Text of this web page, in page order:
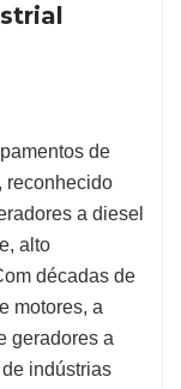
de
reconhecido
a diesel
alto
décadas de
motores, a
geradores a
indústrias